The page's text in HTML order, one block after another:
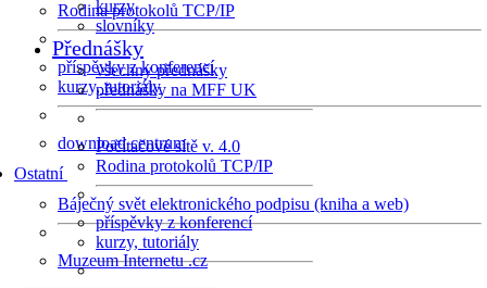
Rodina protokolů TCP/IP
příspěvky z konferencí
kurzy, tutoriály
download centrum
Ostatní
Báječný svět elektronického podpisu (kniha a web)
Muzeum Internetu .cz
kurzy
slovníky
Přednášky
všechny přednášky
přednášky na MFF UK
Počítačové sítě v. 4.0
Rodina protokolů TCP/IP
příspěvky z konferencí
kurzy, tutoriály